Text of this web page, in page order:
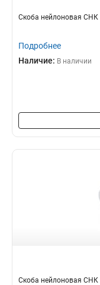
Скоба нейлоновая СНК
Подробнее
Наличие: В наличии
Скоба нейлоновая СНК